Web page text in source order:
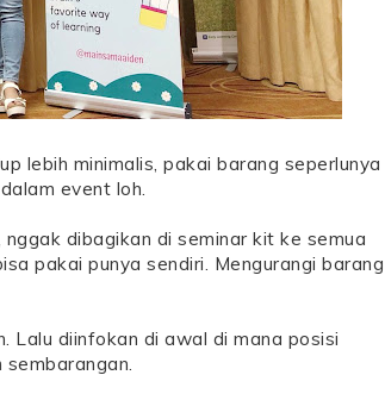
lebih minimalis, pakai barang seperlunya
event loh.
dibagikan di seminar kit ke semua
pakai punya sendiri. Mengurangi barang
Lalu diinfokan di awal di mana posisi